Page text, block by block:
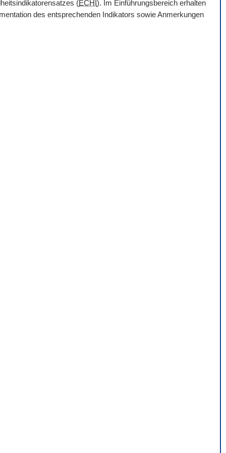
(ECHI). Im Einführungsbereich erhalten
des entsprechenden Indikators sowie Anmerkungen